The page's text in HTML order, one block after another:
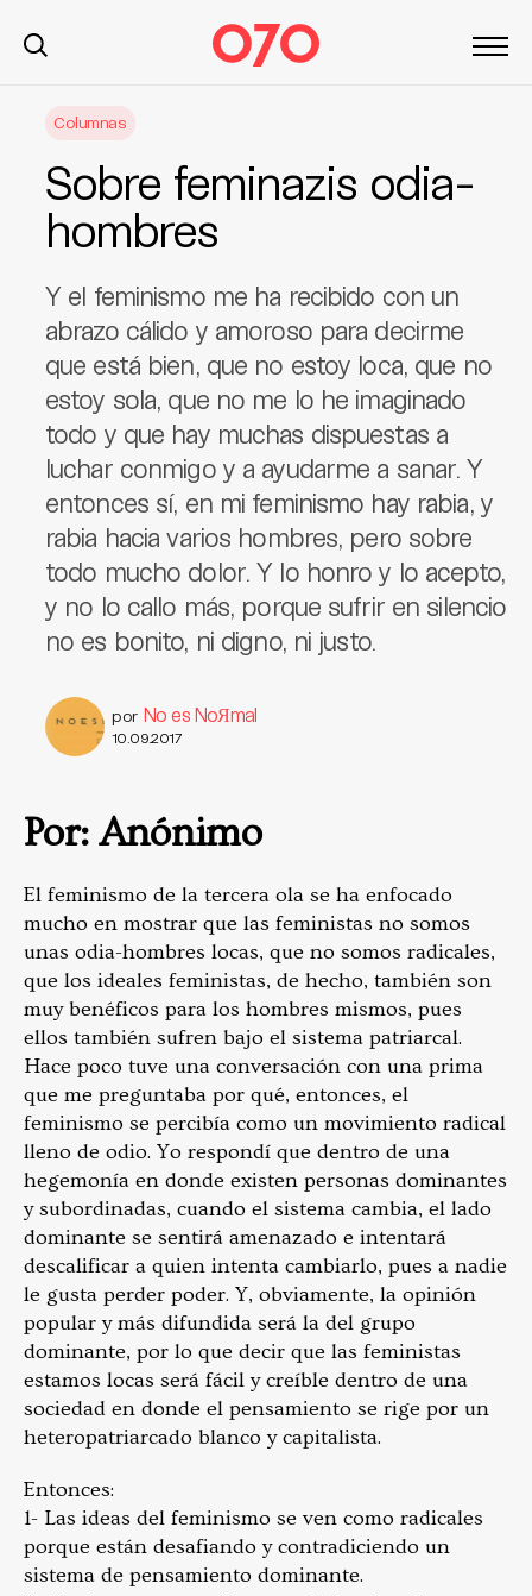
Columnas
Sobre feminazis odia-
hombres
Y el feminismo me ha recibido con un
abrazo cálido y amoroso para decirme
que está bien, que no estoy loca, que no
estoy sola, que no me lo he imaginado
todo y que hay muchas dispuestas a
luchar conmigo y a ayudarme a sanar. Y
entonces sí, en mi feminismo hay rabia, y
rabia hacia varios hombres, pero sobre
todo mucho dolor. Y lo honro y lo acepto,
y no lo callo más, porque sufrir en silencio
no es bonito, ni digno, ni justo.
por No es NoЯmal
10.09.2017
Por: Anónimo
El feminismo de la tercera ola se ha enfocado
mucho en mostrar que las feministas no somos
unas odia-hombres locas, que no somos radicales,
que los ideales feministas, de hecho, también son
muy benéficos para los hombres mismos, pues
ellos también sufren bajo el sistema patriarcal.
Hace poco tuve una conversación con una prima
que me preguntaba por qué, entonces, el
feminismo se percibía como un movimiento radical
lleno de odio. Yo respondí que dentro de una
hegemonía en donde existen personas dominantes
y subordinadas, cuando el sistema cambia, el lado
dominante se sentirá amenazado e intentará
descalificar a quien intenta cambiarlo, pues a nadie
le gusta perder poder. Y, obviamente, la opinión
popular y más difundida será la del grupo
dominante, por lo que decir que las feministas
estamos locas será fácil y creíble dentro de una
sociedad en donde el pensamiento se rige por un
heteropatriarcado blanco y capitalista.
Entonces:
1- Las ideas del feminismo se ven como radicales
porque están desafiando y contradiciendo un
sistema de pensamiento dominante.